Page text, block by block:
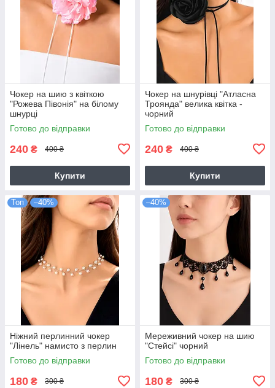
Чокер на шию з квіткою
"Рожева Півонія" на білому
шнурці
Готово до відправки
240 ₴ 400 ₴
Купити
Чокер на шнурівці "Атласна
Троянда" велика квітка -
чорний
Готово до відправки
240 ₴ 400 ₴
Купити
Топ –40%
Ніжний перлинний чокер
"Лінель" намисто з перлин
Готово до відправки
180 ₴ 300 ₴
–40%
Мереживний чокер на шию
"Стейсі" чорний
Готово до відправки
180 ₴ 300 ₴